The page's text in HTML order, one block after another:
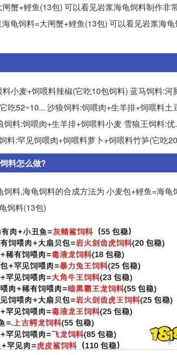
蟹+鲤鱼(13包) 可以看见岩浆海龟饲料制作
龟饲料=大闸蟹+鲤鱼(13包) 可以看见岩浆海
小麦+饲喂料辣椒(它吃10包饲料) 蓝马饲料:
吃52~10... 沙狼饲料:饲喂肉+生羊排+饲喂料
料:饲喂肉+生羊排+饲喂料小麦 雪狼王饲料:
料:罕见饲喂肉+饲喂料萝卜+饲喂料竹笋(它吃
料怎么做?
料,海龟饲料的合成方法为 小麦包+鲤鱼=海
饲料(13包)